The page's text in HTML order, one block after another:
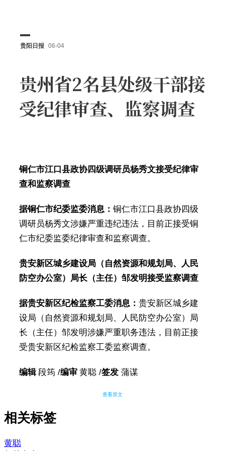
贵阳日报 06-04
贵州省2名县处级干部接
受纪律审查、监察调查
铜仁市江口县政协四级调研员杨秀文接受纪律审
查和监察调查
据铜仁市纪委监委消息： 铜仁市江口县政协四级
调研员杨秀文涉嫌严重违纪违法，目前正接受铜
仁市纪委监委纪律审查和监察调查。
贵安新区城乡建设局（自然资源和规划局、人民
防空办公室）局长（主任）邹发明接受监察调查
据贵安新区纪检监察工委消息： 贵安新区城乡建
设局（自然资源和规划局、人民防空办公室）局
长（主任）邹发明涉嫌严重职务违法，目前正接
受贵安新区纪检监察工委监察调查。
编辑段筠 /编审 黄聪 /签发蒲谋
查看原文
相关标签
黄聪